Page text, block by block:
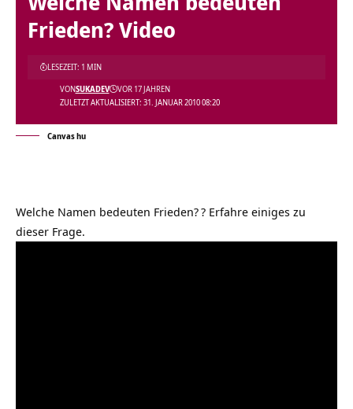
Frieden? Video
ZULETZT AKTUALISIERT: 31. JANUAR 2010 08:20
VONSUKADEV VOR 17 JAHREN
LESEZEIT: 1 MIN
Canvas hu
Welche Namen bedeuten Frieden?? Erfahre einiges zu
dieser Frage.